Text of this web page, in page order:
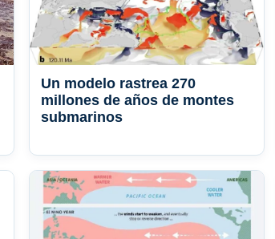
Un modelo rastrea 270
millones de años de montes
submarinos